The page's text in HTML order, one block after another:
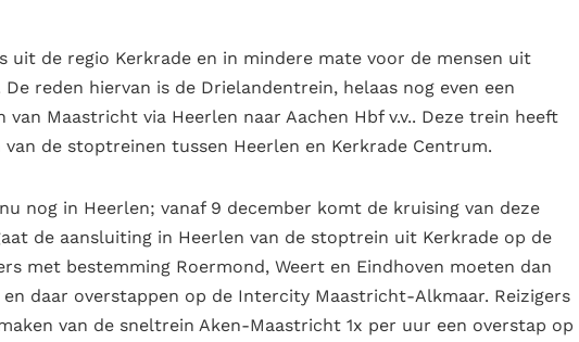
uit de regio Kerkrade en in mindere mate voor de mensen uit
reden hiervan is de Drielandentrein, helaas nog even een
van Maastricht via Heerlen naar Aachen Hbf v.v.. Deze trein heeft
de stoptreinen tussen Heerlen en Kerkrade Centrum.
nog in Heerlen; vanaf 9 december komt de kruising van deze
de aansluiting in Heerlen van de stoptrein uit Kerkrade op de
met bestemming Roermond, Weert en Eindhoven moeten dan
daar overstappen op de Intercity Maastricht-Alkmaar. Reizigers
van de sneltrein Aken-Maastricht 1x per uur een overstap op